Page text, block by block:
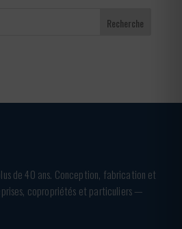
Recherche
de 40 ans. Conception, fabrication et
copropriétés et particuliers —